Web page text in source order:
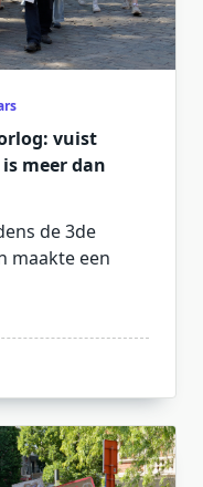
vuist
meer dan
de 3de
maakte een